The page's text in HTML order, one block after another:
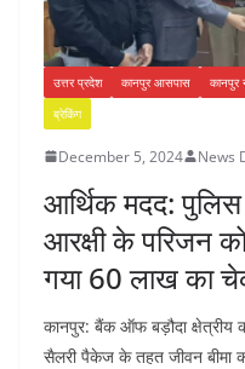
उत्तर प्रदेश कानपुर आसपास कानपुर
ब्रेकिंग
December 5, 2024 News
आर्थिक मदद:
आरक्षी के परिजन
गया 60 लाख का
कानपुर: बैंक ऑफ बड़ौदा क्षेत्रीय
सैलरी पैकेज के तहत जीवन बीमा